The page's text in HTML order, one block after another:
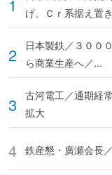
げ、Ｃｒ系据え置き
日本製鉄／３００
ら商業生産へ／...
古河電工／通期経
拡大
鉄産懇・廣瀬会長